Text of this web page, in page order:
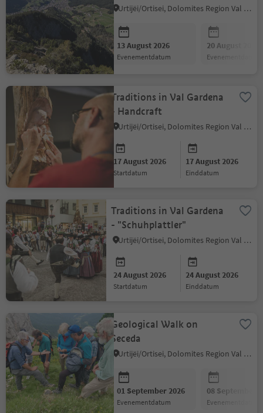
the Catores Guides
Urtijëi/Ortisei, Dolomites Region Val Gardena
13 August 2026
evenementdatum
20 August 2026
evenementdatum
Traditions in Val Gardena
- Handcraft
Urtijëi/Ortisei, Dolomites Region Val Gardena
17 August 2026
startdatum
17 August 2026
einddatum
Traditions in Val Gardena
- "Schuhplattler"
Urtijëi/Ortisei, Dolomites Region Val Gardena
24 August 2026
startdatum
24 August 2026
einddatum
Geological Walk on
Seceda
Urtijëi/Ortisei, Dolomites Region Val Gardena
01 September 2026
evenementdatum
08 September
evenementdatum